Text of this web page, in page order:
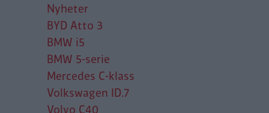
Nyheter
BYD Atto 3
BMW i5
BMW 5-serie
Mercedes C-klass
Volkswagen ID.7